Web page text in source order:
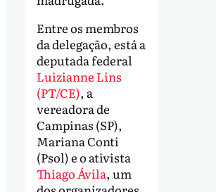
Entre os membros
da delegação, está a
deputada federal
Luizianne Lins
(PT/CE), a
vereadora de
Campinas (SP),
Mariana Conti
(Psol) e o ativista
Thiago Ávila, um